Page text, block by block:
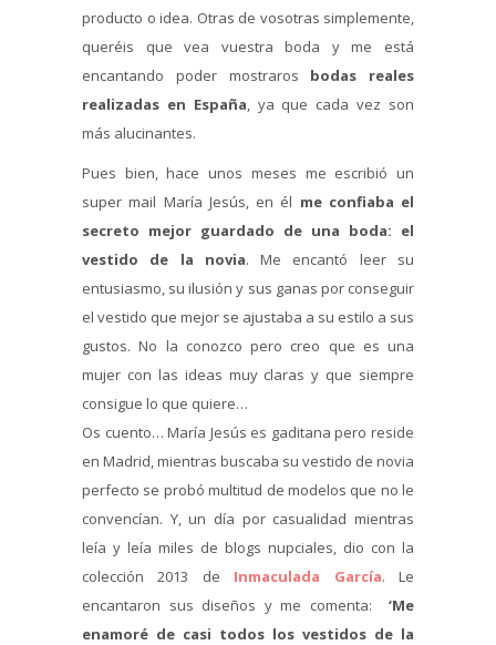
producto o idea. Otras de vosotras simplemente,
queréis que vea vuestra boda y me está
encantando poder mostraros bodas reales
realizadas en España, ya que cada vez son
más alucinantes.
Pues bien, hace unos meses me escribió un
super mail María Jesús, en él me confiaba el
secreto mejor guardado de una boda: el
vestido de la novia. Me encantó leer su
entusiasmo, su ilusión y sus ganas por conseguir
el vestido que mejor se ajustaba a su estilo a sus
gustos. No la conozco pero creo que es una
mujer con las ideas muy claras y que siempre
consigue lo que quiere…
Os cuento… María Jesús es gaditana pero reside
en Madrid, mientras buscaba su vestido de novia
perfecto se probó multitud de modelos que no le
convencían. Y, un día por casualidad mientras
leía y leía miles de blogs nupciales, dio con la
colección 2013 de Inmaculada García. Le
encantaron sus diseños y me comenta:
‘Me
enamoré de casi todos los vestidos de la